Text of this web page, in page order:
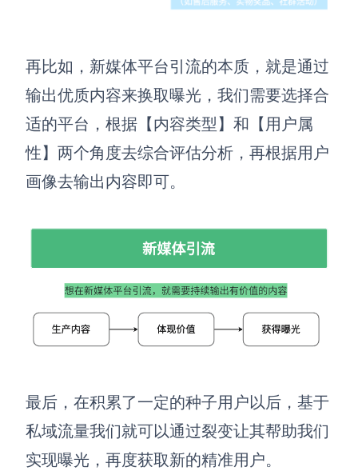
再比如，新媒体平台引流的本质，就是通过
输出优质内容来换取曝光，我们需要选择合
适的平台，根据【内容类型】和【用户属
性】两个角度去综合评估分析，再根据用户
画像去输出内容即可。
最后， 在积累了一定的种子用户以后，基于
私域流量我们就可以通过裂变让其帮助我们
实现曝光，再度获取新的精准用户。